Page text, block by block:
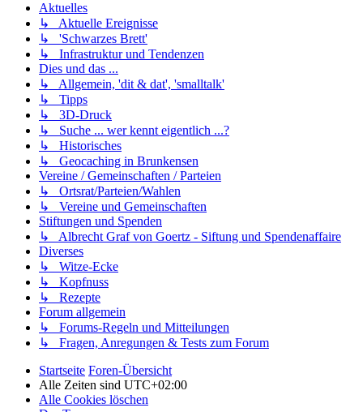
Aktuelles
↳ Aktuelle Ereignisse
↳ 'Schwarzes Brett'
↳ Infrastruktur und Tendenzen
Dies und das ...
↳ Allgemein, 'dit & dat', 'smalltalk'
↳ Tipps
↳ 3D-Druck
↳ Suche ... wer kennt eigentlich ...?
↳ Historisches
↳ Geocaching in Brunkensen
Vereine / Gemeinschaften / Parteien
↳ Ortsrat/Parteien/Wahlen
↳ Vereine und Gemeinschaften
Stiftungen und Spenden
↳ Albrecht Graf von Goertz - Siftung und Spendenaffaire
Diverses
↳ Witze-Ecke
↳ Kopfnuss
↳ Rezepte
Forum allgemein
↳ Forums-Regeln und Mitteilungen
↳ Fragen, Anregungen & Tests zum Forum
Startseite Foren-Übersicht
Alle Zeiten sind UTC+02:00
Alle Cookies löschen